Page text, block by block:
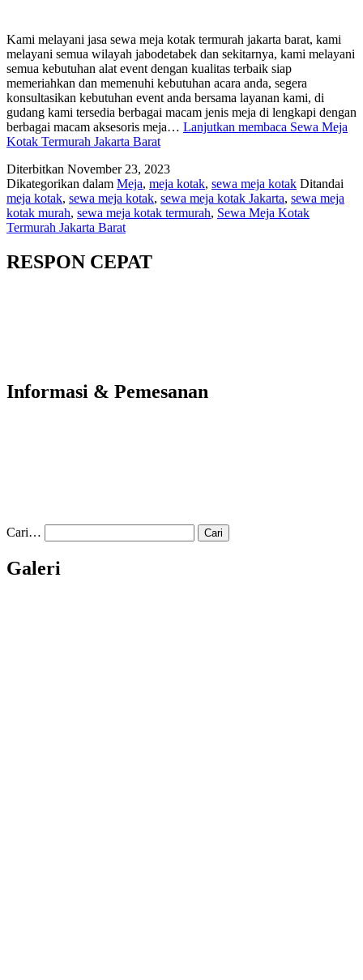
Kami melayani jasa sewa meja kotak termurah jakarta barat, kami
melayani semua wilayah jabodetabek dan sekitarnya, kami melayani
semua kebutuhan alat event dengan kualitas terbaik siap
memeriahkan dan memenuhi kebutuhan acara anda, segera
konsultasikan kebutuhan event anda bersama layanan kami, di
gudang kami tersedia berbagai macam jenis meja di lengkapi dengan
berbagai macam aksesoris meja… Lanjutkan membaca Sewa Meja
Kotak Termurah Jakarta Barat
Diterbitkan November 23, 2023
Dikategorikan dalam Meja, meja kotak, sewa meja kotak Ditandai
meja kotak, sewa meja kotak, sewa meja kotak Jakarta, sewa meja
kotak murah, sewa meja kotak termurah, Sewa Meja Kotak
Termurah Jakarta Barat
RESPON CEPAT
Informasi & Pemesanan
Cari…
Galeri